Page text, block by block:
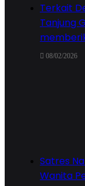
Terkait
Tanjung
08/02/2026
Satres
Wanita